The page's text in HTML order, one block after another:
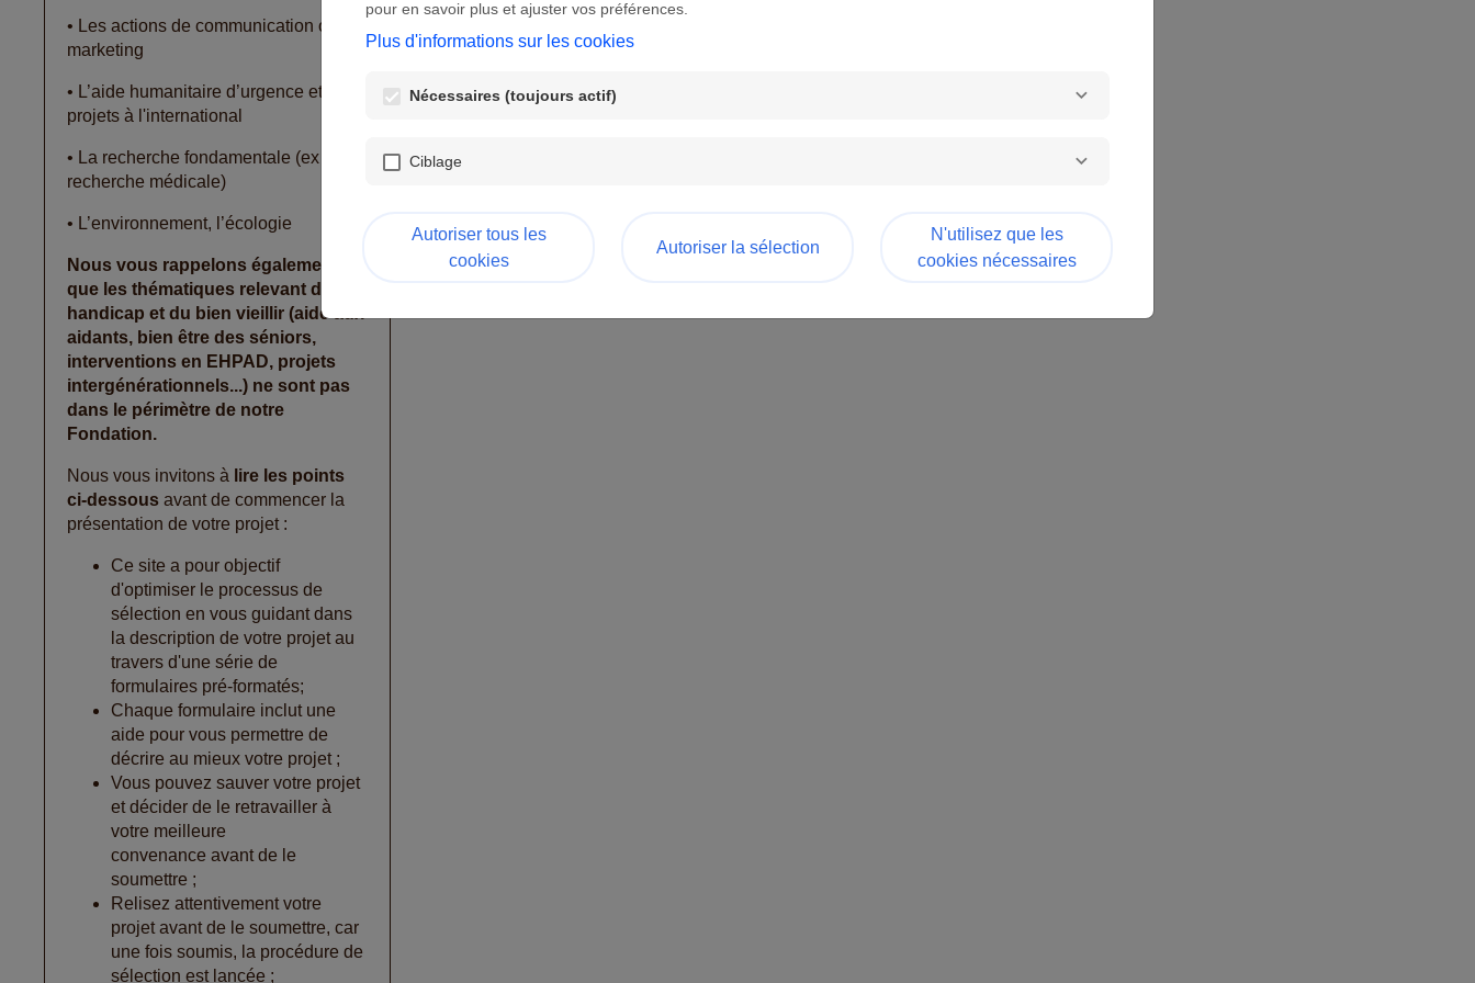
• Les actions de communication ou de
marketing
• L’aide humanitaire d’urgence et les
projets à l'international
• La recherche fondamentale (ex : la
recherche médicale)
• L’environnement, l’écologie
Nous vous rappelons également
que les thématiques relevant du
handicap et du bien vieillir (aide aux
aidants, bien être des séniors,
interventions en EHPAD, projets
intergénérationnels...) ne sont pas
dans le périmètre de notre
Fondation.
Nous vous invitons à lire les points
ci-dessous avant de commencer la
présentation de votre projet :
Ce site a pour objectif
d'optimiser le processus de
sélection en vous guidant dans
la description de votre projet au
travers d'une série de
formulaires pré-formatés;
Chaque formulaire inclut une
aide pour vous permettre de
décrire au mieux votre projet ;
Vous pouvez sauver votre projet
et décider de le retravailler à
votre meilleure
convenance avant de le
soumettre ;
Relisez attentivement votre
projet avant de le soumettre, car
une fois soumis, la procédure de
sélection est lancée ;
pour en savoir plus et ajuster vos préférences.
Plus d'informations sur les cookies
Nécessaires (toujours actif)
Ciblage
Autoriser tous les
cookies
Autoriser la sélection
N'utilisez que les
cookies nécessaires